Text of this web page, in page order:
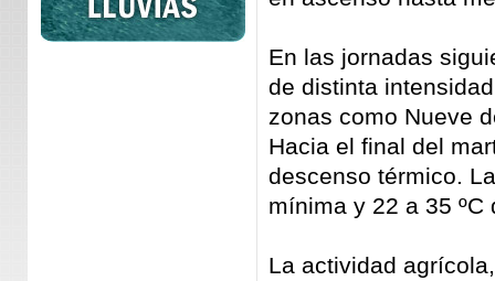
En las jornadas
de distinta
zonas como Nueve
Hacia el final del
descenso térmico.
mínima y 22 a 35 ºC
La actividad